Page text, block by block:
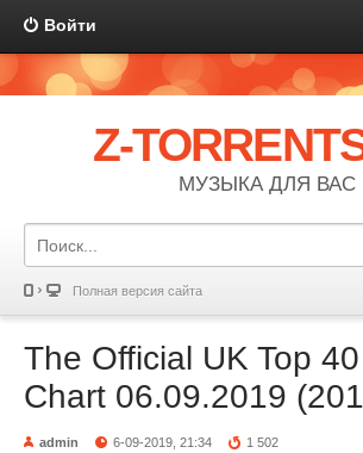
Войти
Z-
МУЗЫКА ДЛЯ ВАС
Полная версия сайта
The Official UK Top
Chart 06.09.2019
admin 6-09-2019, 21:34 1 502